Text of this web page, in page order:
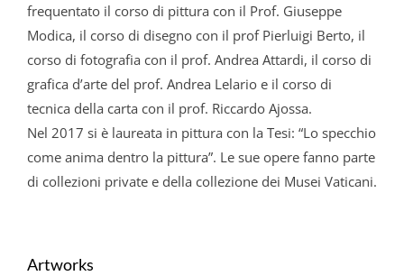
frequentato il corso di pittura con il Prof. Giuseppe
Modica, il corso di disegno con il prof Pierluigi Berto, il
corso di fotografia con il prof. Andrea Attardi, il corso di
grafica d’arte del prof. Andrea Lelario e il corso di
tecnica della carta con il prof. Riccardo Ajossa.
Nel 2017 si è laureata in pittura con la Tesi: “Lo specchio
come anima dentro la pittura”. Le sue opere fanno parte
di collezioni private e della collezione dei Musei Vaticani.
Artworks